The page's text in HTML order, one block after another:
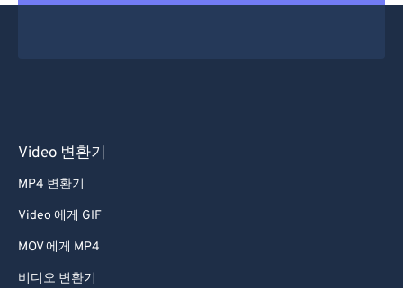
Video 변환기
MP4 변환기
Video 에게 GIF
MOV 에게 MP4
비디오 변환기